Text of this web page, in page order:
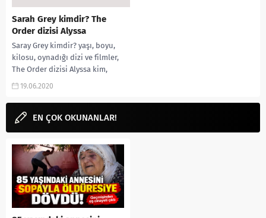
Sarah Grey kimdir? The
Order dizisi Alyssa
Saray Grey kimdir? yaşı, boyu,
kilosu, oynadığı dizi ve filmler,
The Order dizisi Alyssa kim,
instagram hesabı, sevgilisi gibi
19.06.2020
EN ÇOK OKUNANLAR!